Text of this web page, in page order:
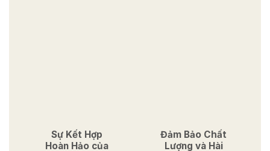
Sự Kết Hợp
Hoàn Hảo của
Đảm Bảo Chất
Lượng và Hài